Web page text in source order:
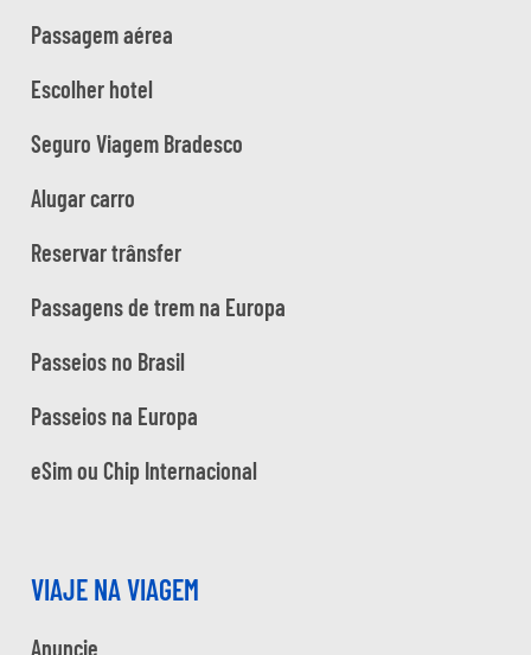
Passagem aérea
Escolher hotel
Seguro Viagem Bradesco
Alugar carro
Reservar trânsfer
Passagens de trem na Europa
Passeios no Brasil
Passeios na Europa
eSim ou Chip Internacional
VIAJE NA VIAGEM
Anuncie